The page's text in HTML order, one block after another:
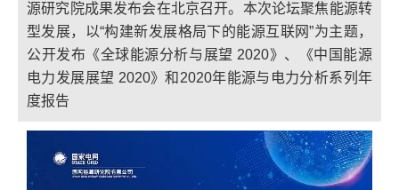
源研究院成果发布会在北京召开。本次论坛聚焦能源转
型发展，以“构建新发展格局下的能源互联网”为主题，
公开发布《全球能源分析与展望 2020》、《中国能源
电力发展展望 2020》和2020年能源与电力分析系列年
度报告